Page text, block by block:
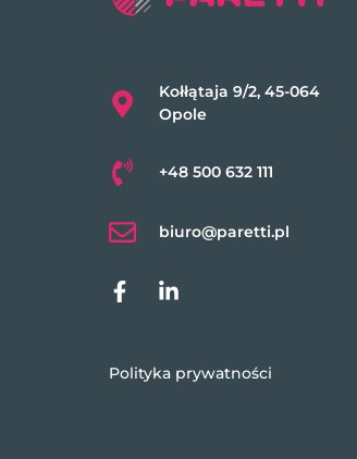
Kołłątaja 9/2, 45-064
Opole
+48 500 632 111
biuro@paretti.pl
Polityka prywatności